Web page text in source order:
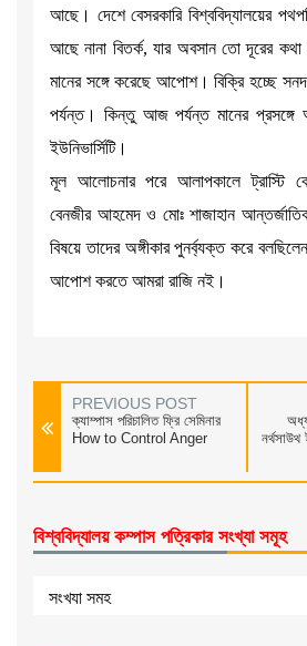
আছে। দেশে বেসরকারি বিশ্ববিদ্যালয়ের
আছে নানা বিতর্ক, যার অবসান তো দূরের কথা
মানের সঙ্গে করেছে আপোশ। বিক্রি হচ্ছে
পর্যন্ত। কিন্তু আজ পর্যন্ত মানের প্রসঙ্গে
ইউনিভার্সিটি।
মূল আলোচনার পরে আলাপকালে ট্রাস্টি
বেনজীর আহমেদ ও মোঃ শাজাহান আন্তর্জাতিক
বিষয়ে তাদের অঙ্গীকার পুনর্ব্যক্ত করে
আপোশ করতে আমরা রাজি নই।
PREVIOUS POST
ক্যাম্পাস পরিচালিত ফ্রি সেমিনার
How to Control Anger
নর্থসাউথ
বিশ্ববিদ্যালয় কম্পাস পত্রিকার সংখ্যা সমূহ